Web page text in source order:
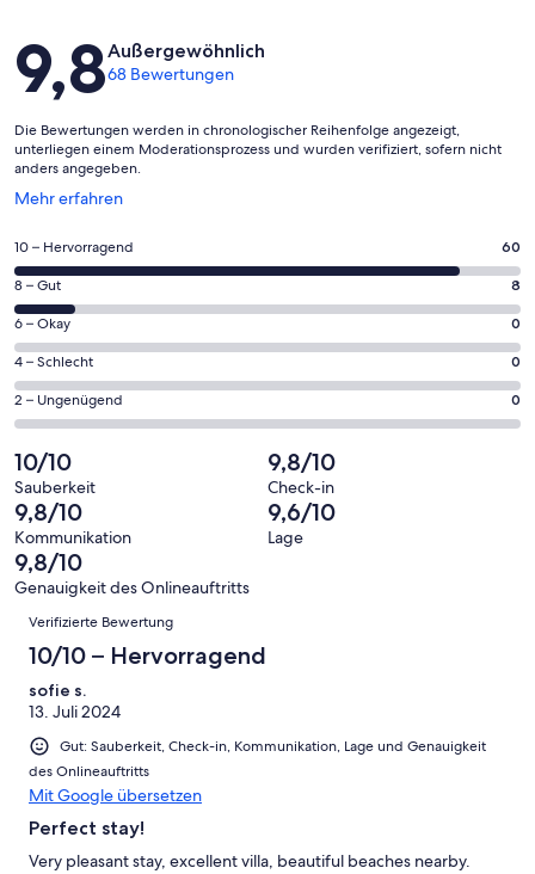
Bewertungen
9,8Außergewöhnlich
68 Bewertungen
Die Bewertungen werden in chronologischer Reihenfolge angezeigt,
unterliegen einem Moderationsprozess und wurden verifiziert, sofern nicht
anders angegeben.
Mehr erfahren
Wird
einem
neuen
Fenster
geöffnet
60
von
insgesamt
68
Gästebewertungen
haben
eine
Bewertung
von
10
-
Hervorragend
10 – Hervorragend 60
8
von
insgesamt
68
Gästebewertungen
haben
Bewertung
von
8
-
Gut
8 – Gut 8
0
von
insgesamt
68
Gästebewertungen
haben
eine
Bewertung
von
6
-
Okay
6 – Okay 0
0
von
insgesamt
Gästebewertungen
haben
eine
Bewertung
von
4
4 – Schlecht 0
0
von
insgesamt
68
Gästebewertungen
haben
eine
Bewertung
2 – Ungenügend 0
10/10
Sauberkeit
9,8/10
Check-in
9,8/10
Kommunikation
9,6/10
Lage
9,8/10
Genauigkeit des Onlineauftritts
Bewertungen
Verifizierte Bewertung
10/10 – Hervorragend
sofie s.
13. Juli 2024
Gut: Sauberkeit, Check-in, Kommunikation, Lage und Genauigkeit
des Onlineauftritts
Mit Google übersetzen
Perfect stay!
Very pleasant stay, excellent villa, beautiful beaches nearby.